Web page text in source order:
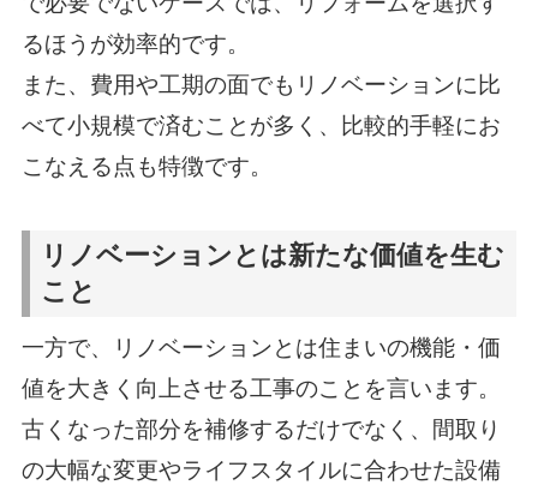
るほうが効率的です。
また、費用や工期の面でもリノベーションに比
べて小規模で済むことが多く、比較的手軽にお
こなえる点も特徴です。
リノベーションとは新たな価値を生む
こと
一方で、リノベーションとは住まいの機能・価
値を大きく向上させる工事のことを言います。
古くなった部分を補修するだけでなく、間取り
の大幅な変更やライフスタイルに合わせた設備